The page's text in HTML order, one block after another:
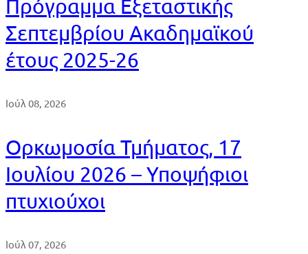
Πρόγραμμα Εξεταστικής
Σεπτεμβρίου Ακαδημαϊκού
έτους 2025-26
Ιούλ 08, 2026
Ορκωμοσία Τμήματος, 17
Ιουλίου 2026 – Υποψήφιοι
πτυχιούχοι
Ιούλ 07, 2026